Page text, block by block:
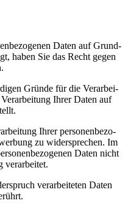
Daten auf Grund­
haben Sie das Recht gegen
Grün­de für die Ver­ar­bei­
Ihrer Daten auf
Ihrer per­so­nen­be­zo­
zu wider­spre­chen. Im
Daten nicht
verarbeitet.
ver­ar­bei­te­ten Daten